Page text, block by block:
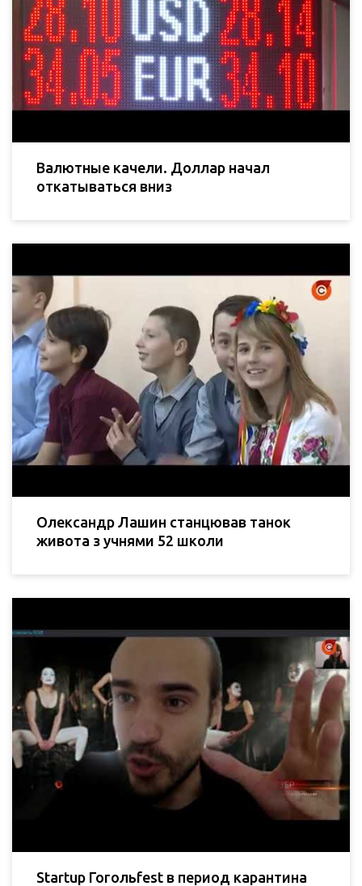
Валютные качели. Доллар начал
откатываться вниз
Олександр Лашин станцював танок
живота з учнями 52 школи
Startup Гогольfest в период карантина